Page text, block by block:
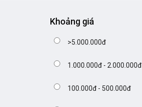
Khoảng giá
>5.000.000đ
1.000.000đ - 2.000.000đ
100.000đ - 500.000đ